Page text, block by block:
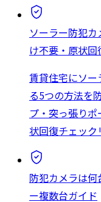
ソーラー防犯
け不要・原状回
賃貸住宅にソ
る5つの方法を
プ・突っ張り
状回復チェック
防犯カメラは
ー複数台ガイド